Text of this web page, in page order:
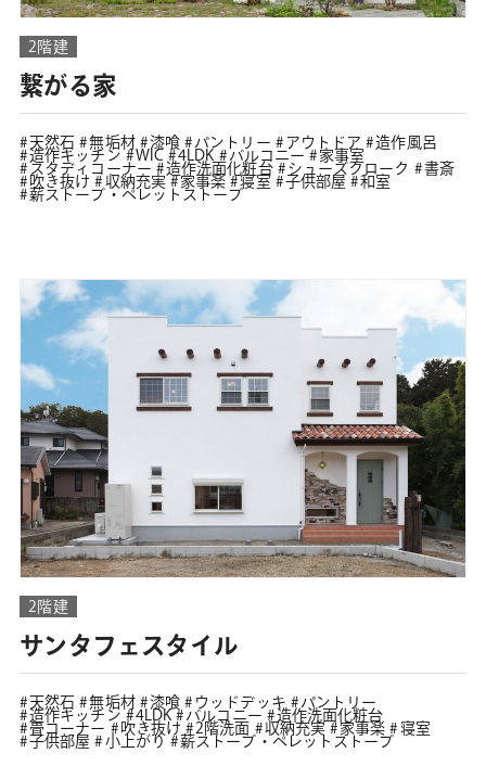
2階建
繋がる家
天然石 無垢材 漆喰 パントリー アウトドア
造作風呂
造作キッチン
WIC 4LDK バルコニー
家事室
スタディコーナー
造作洗面化粧台 シューズクローク
書斎
吹き抜け
収納充実 家事楽 寝室 子供部屋
和室
薪ストーブ・ペレットストーブ
2階建
サンタフェスタイル
天然石 無垢材 漆喰 ウッドデッキ
パントリー
造作キッチン
4LDK バルコニー
造作洗面化粧台
畳コーナー
吹き抜け 2階洗面 収納充実 家事楽
寝室
子供部屋
小上がり 薪ストーブ・ペレットストーブ